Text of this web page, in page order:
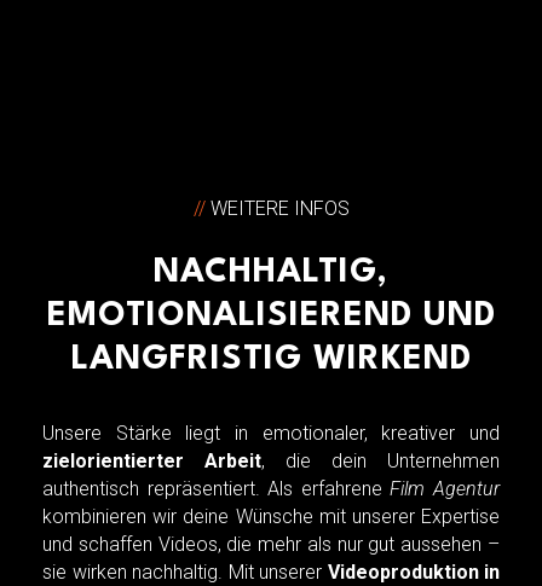
//WEITERE INFOS
NACHHALTIG,
EMOTIONALISIEREND UND
LANGFRISTIG WIRKEND
Unsere Stärke liegt in emotionaler, kreativer und
zielorientierter Arbeit, die dein Unternehmen
authentisch repräsentiert. Als erfahreneFilm Agentur
kombinieren wir deine Wünsche mit unserer Expertise
und schaffen Videos, die mehr als nur gut aussehen –
sie wirken nachhaltig. Mit unserer Videoproduktion in